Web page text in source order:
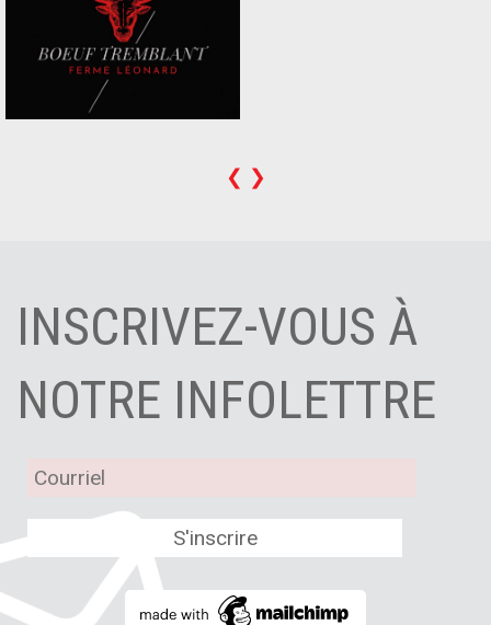
❮ ❯
INSCRIVEZ-VOUS À
NOTRE INFOLETTRE